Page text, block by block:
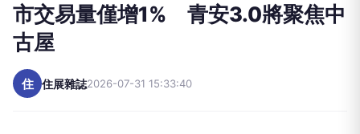
市交易量僅增1% 青安3.0將聚焦中
古屋
住 住展雜誌2026-07-31 15:33:40